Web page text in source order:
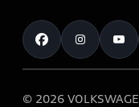
カタログ一覧
車検 / 定期点検
e-tronアフターサポー
クオリティ
保証
メンテナンス
お知らせ
オーナー様向けキャン
© 2026